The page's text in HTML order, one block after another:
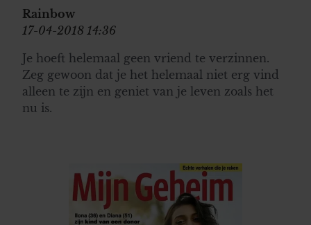
Rainbow
17-04-2018 14:36
Je hoeft helemaal geen vriend te verzinnen.
Zeg gewoon dat je het helemaal niet erg vind
alleen te zijn en geniet van je leven zoals het
nu is.